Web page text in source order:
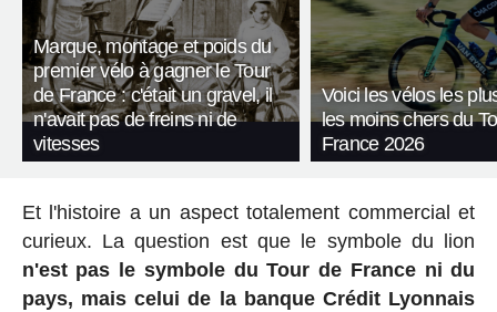
Marque, montage et poids du
premier vélo à gagner le Tour
de France : c'était un gravel, il
n'avait pas de freins ni de
vitesses
Voici les vélos les
les moins chers du
France 2026
Et l'histoire a un aspect totalement commercial et
curieux. La question est que le symbole du lion
n'est pas le symbole du Tour de France ni du
pays, mais celui de la banque Crédit Lyonnais